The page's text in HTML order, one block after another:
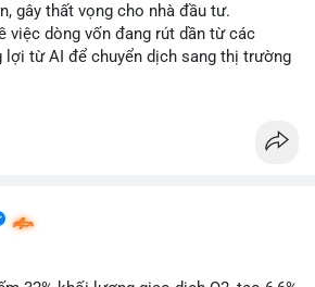
gây thất vọng cho nhà đầu tư.
việc dòng vốn đang rút dần từ các
lợi từ AI để chuyển dịch sang thị trường
tín hiệu cho thấy sự luân chuyển dòng